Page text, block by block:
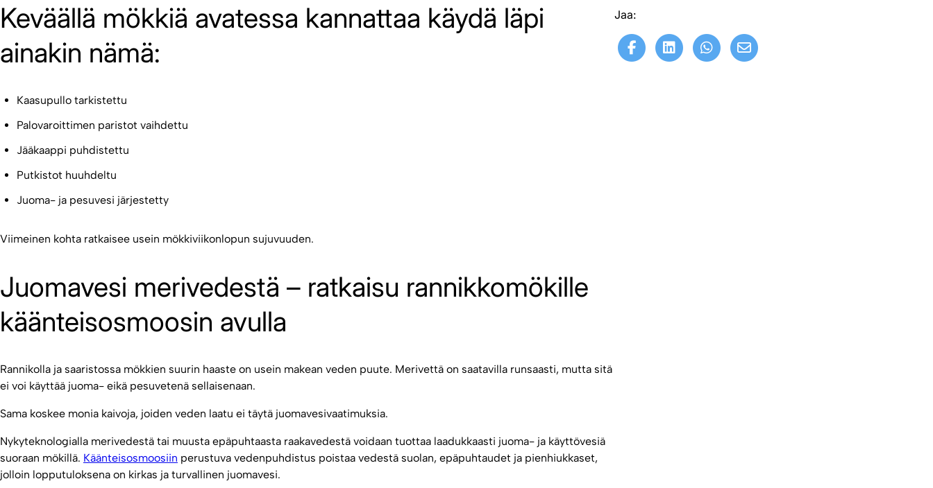
Keväällä mökkiä avatessa kannattaa käydä läpi
ainakin nämä:
Kaasupullo tarkistettu
Palovaroittimen paristot vaihdettu
Jääkaappi puhdistettu
Putkistot huuhdeltu
Juoma- ja pesuvesi järjestetty
Viimeinen kohta ratkaisee usein mökkiviikonlopun sujuvuuden.
Juomavesi merivedestä – ratkaisu rannikkomökille
käänteisosmoosin avulla
Rannikolla ja saaristossa mökkien suurin haaste on usein makean veden puute. Merivettä on saatavilla runsaasti, mutta sitä
ei voi käyttää juoma- eikä pesuvetenä sellaisenaan.
Sama koskee monia kaivoja, joiden veden laatu ei täytä juomavesivaatimuksia.
Nykyteknologialla merivedestä tai muusta epäpuhtaasta raakavedestä voidaan tuottaa laadukkaasti juoma- ja käyttövesiä
suoraan mökillä. Käänteisosmoosiin perustuva vedenpuhdistus poistaa vedestä suolan, epäpuhtaudet ja pienhiukkaset,
jolloin lopputuloksena on kirkas ja turvallinen juomavesi.
Jaa:
Share on Facebook
Share on LinkedIn
Share on WhatsApp